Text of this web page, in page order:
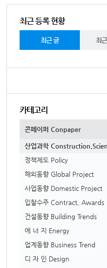
최근 등록 현황
최근 글 최
카테고리
콘페이퍼 Conpaper
산업과학
정책제도 Policy
해외동향 Global Project
사업동향 Domestic Project
입찰수주 Contract, Awards
건설동향 Building Trends
에 너 지 Energy
업계동향 Business Trend
디 자 인 Design